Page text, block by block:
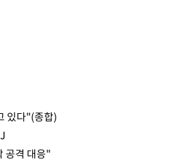
있다"(종합)
공격 대응"